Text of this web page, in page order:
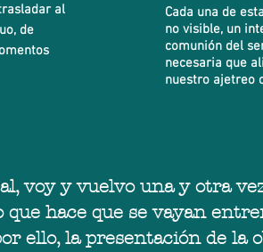
al
de
Cada una de
no visible, un
comunión del
necesaria que
nuestro ajetreo
voy y vuelvo una y otra
que hace que se vayan
ello, la presentación de la